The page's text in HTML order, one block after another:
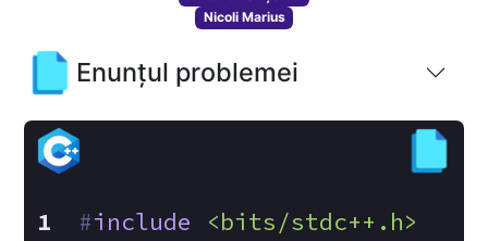
Nicoli Marius
Enunțul problemei
#include <bits/stdc++.h>